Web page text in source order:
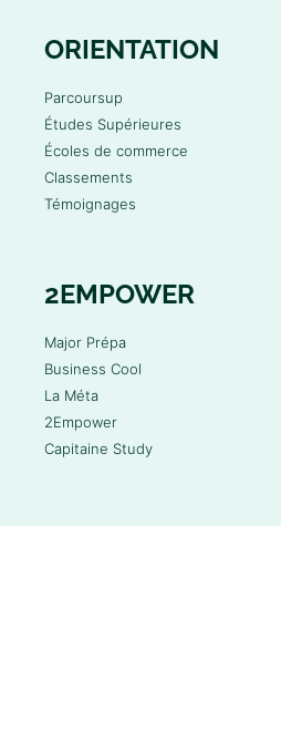
ORIENTATION
Parcoursup
Études Supérieures
Écoles de commerce
Classements
Témoignages
2EMPOWER
Major Prépa
Business Cool
La Méta
2Empower
Capitaine Study